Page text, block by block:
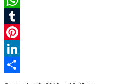
WhatsApp
Tumblr
Pinterest
LinkedIn